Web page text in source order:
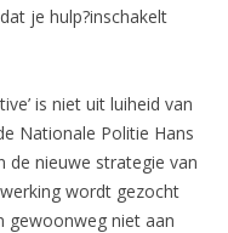
je hulp?inschakelt
is niet uit luiheid van
Nationale Politie Hans
de nieuwe strategie van
wordt gezocht
gewoonweg niet aan